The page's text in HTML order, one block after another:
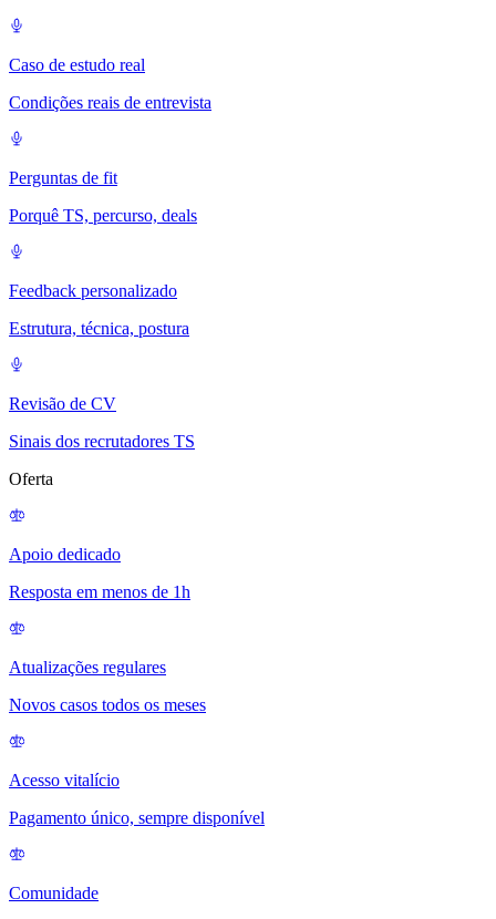
Caso de estudo real
Condições reais de entrevista
Perguntas de fit
Porquê TS, percurso, deals
Feedback personalizado
Estrutura, técnica, postura
Revisão de CV
Sinais dos recrutadores TS
Oferta
Apoio dedicado
Resposta em menos de 1h
Atualizações regulares
Novos casos todos os meses
Acesso vitalício
Pagamento único, sempre disponível
Comunidade